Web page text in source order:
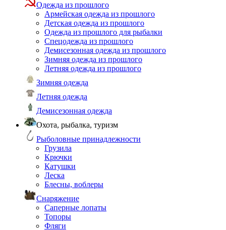
Одежда из прошлого
Армейская одежда из прошлого
Детская одежда из прошлого
Одежда из прошлого для рыбалки
Спецодежда из прошлого
Демисезонная одежда из прошлого
Зимняя одежда из прошлого
Летняя одежда из прошлого
Зимняя одежда
Летняя одежда
Демисезонная одежда
Охота, рыбалка, туризм
Рыболовные принадлежности
Грузила
Крючки
Катушки
Леска
Блесны, воблеры
Снаряжение
Саперные лопаты
Топоры
Фляги